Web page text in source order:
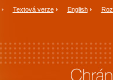
Textová verze English